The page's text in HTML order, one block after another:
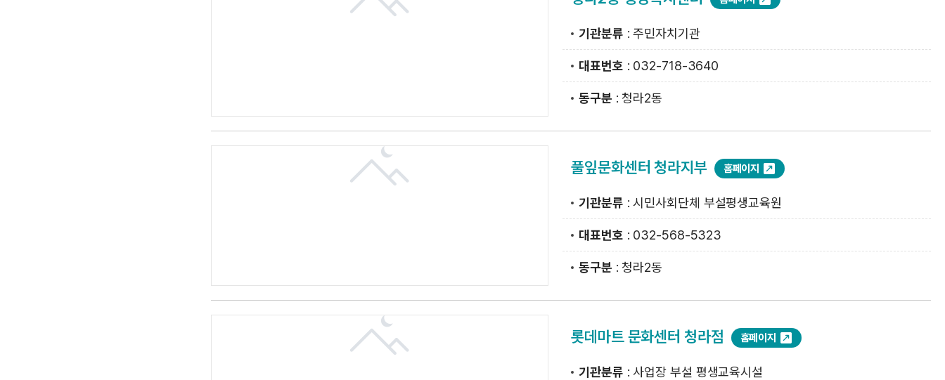
기관분류 : 주민자치기관
대표번호 : 032-718-3640
동구분 : 청라2동
풀잎문화센터 청라지부 홈페이지
기관분류 : 시민사회단체 부설평생교육원
대표번호 : 032-568-5323
동구분 : 청라2동
롯데마트 문화센터 청라점 홈페이지
기관분류 : 사업장 부설 평생교육시설